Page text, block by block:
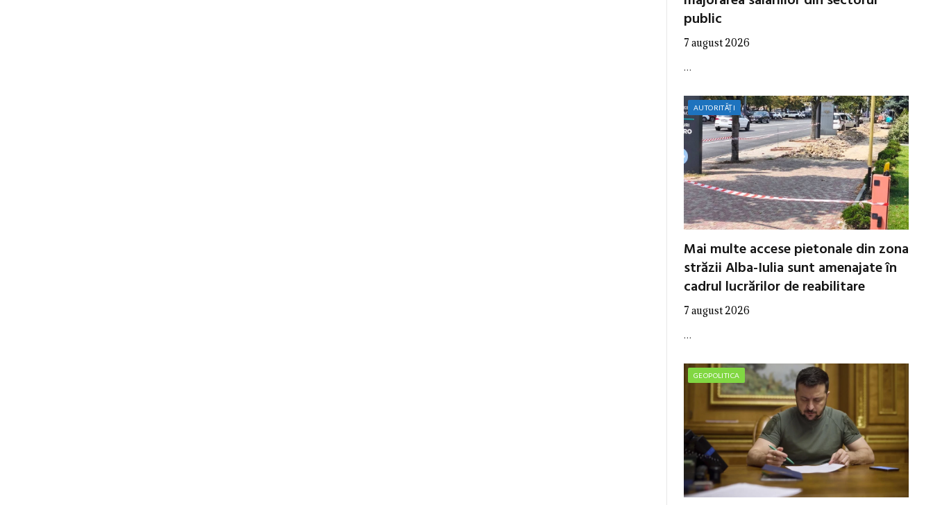
public
7 august 2026
…
AUTORITĂȚI
Mai multe accese pietonale din zona
străzii Alba-Iulia sunt amenajate în
cadrul lucrărilor de reabilitare
7 august 2026
…
GEOPOLITICA